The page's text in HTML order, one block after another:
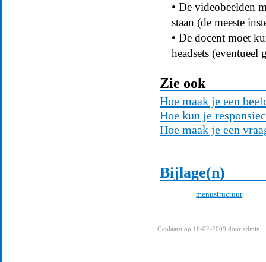
• De videobeelden
staan (de meeste
• De docent moet
headsets (eventueel
Zie ook
Hoe maak je een
Hoe kun je
Hoe maak je een
Bijlage(n)
menustructuur
Geplaatst op 16-02-2009 door admin